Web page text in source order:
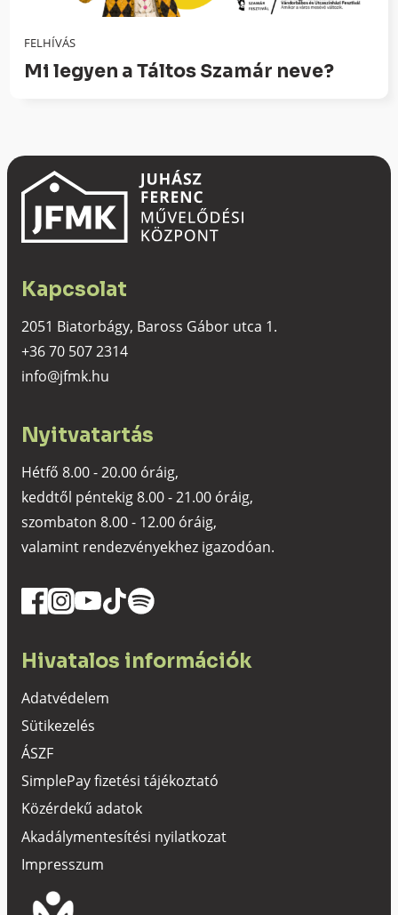
FELHÍVÁS
Mi legyen a Táltos Szamár neve?
Kapcsolat
2051 Biatorbágy, Baross Gábor utca 1.
+36 70 507 2314
info@jfmk.hu
Nyitvatartás
Hétfő 8.00 - 20.00 óráig,
keddtől péntekig 8.00 - 21.00 óráig,
szombaton 8.00 - 12.00 óráig,
valamint rendezvényekhez igazodóan.
Hivatalos információk
Adatvédelem
Sütikezelés
ÁSZF
SimplePay fizetési tájékoztató
Közérdekű adatok
Akadálymentesítési nyilatkozat
Impresszum